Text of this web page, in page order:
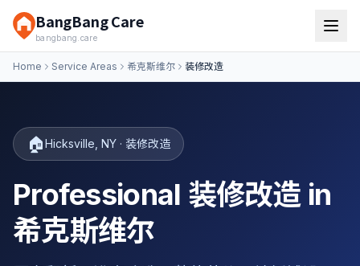
BangBang Care
bangbang.care
Home Service Areas 希克斯维尔 装修改造
🏠Hicksville NY · 装修改造
Professional 装修改造 in
希克斯维尔